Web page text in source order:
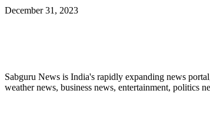
December 31, 2023
Sabguru News is India's rapidly expanding news
weather news, business news, entertainment, politics